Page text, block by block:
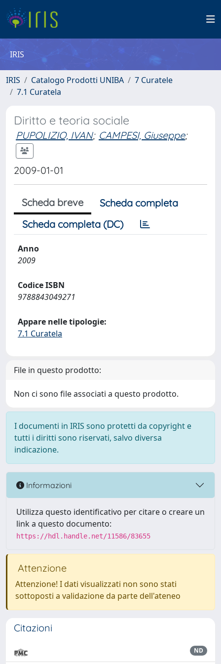
IRIS
IRIS Catalogo Prodotti UNIBA
7 Curatele
7.1 Curatela
Diritto e teoria sociale
PUPOLIZIO, IVAN; CAMPESI, Giuseppe;
2009-01-01
Scheda breve
Scheda completa
Scheda completa (DC)
Anno
2009
Codice ISBN
9788843049271
Appare nelle tipologie:
7.1 Curatela
File in questo prodotto:
Non ci sono file associati a questo prodotto.
I documenti in IRIS sono protetti da copyright e
tutti i diritti sono riservati, salvo diversa
indicazione.
Informazioni
Utilizza questo identificativo per citare o creare un
link a questo documento:
https://hdl.handle.net/11586/83655
Attenzione
Attenzione! I dati visualizzati non sono stati
sottoposti a validazione da parte dell'ateneo
Citazioni
ND